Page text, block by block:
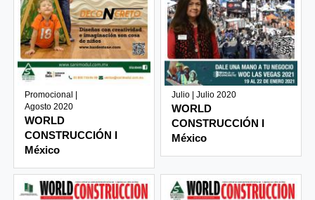
Promocional |
Agosto 2020
WORLD
CONSTRUCCIÓN I
México
Julio | Julio 2020
WORLD
CONSTRUCCIÓN I
México